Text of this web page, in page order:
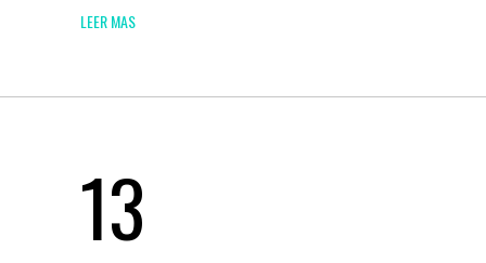
LEER MAS
13